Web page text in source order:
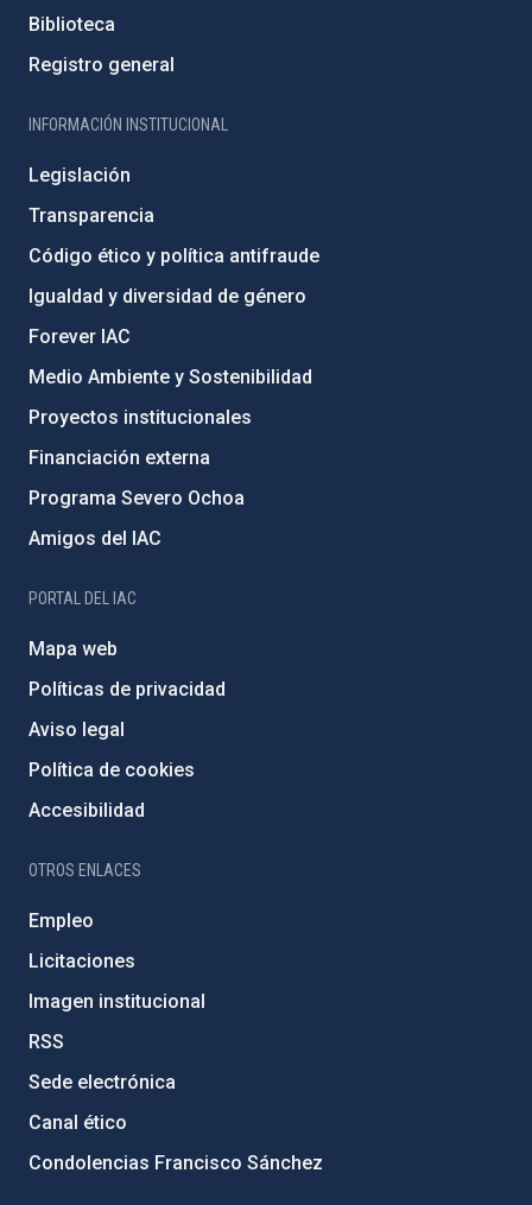
Biblioteca
Registro general
INFORMACIÓN INSTITUCIONAL
Legislación
Transparencia
Código ético y política antifraude
Igualdad y diversidad de género
Forever IAC
Medio Ambiente y Sostenibilidad
Proyectos institucionales
Financiación externa
Programa Severo Ochoa
Amigos del IAC
PORTAL DEL IAC
Mapa web
Políticas de privacidad
Aviso legal
Política de cookies
Accesibilidad
OTROS ENLACES
Empleo
Licitaciones
Imagen institucional
RSS
Sede electrónica
Canal ético
Condolencias Francisco Sánchez